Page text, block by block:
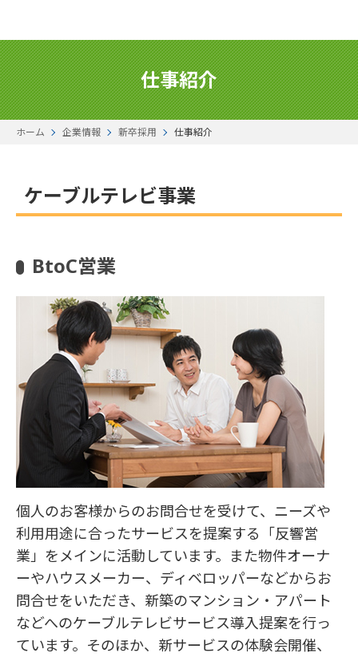
仕事紹介
ホーム 企業情報 新卒採用 仕事紹介
ケーブルテレビ事業
BtoC営業
個人のお客様からのお問合せを受けて、ニーズや
利用用途に合ったサービスを提案する「反響営
業」をメインに活動しています。また物件オーナ
ーやハウスメーカー、ディベロッパーなどからお
問合せをいただき、新築のマンション・アパート
などへのケーブルテレビサービス導入提案を行っ
ています。そのほか、新サービスの体験会開催、